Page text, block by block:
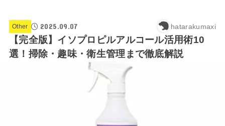
Other 2025.09.07 hatarakumaxi
【完全版】イソプロピルアルコール活用術10
選！掃除・趣味・衛生管理まで徹底解説